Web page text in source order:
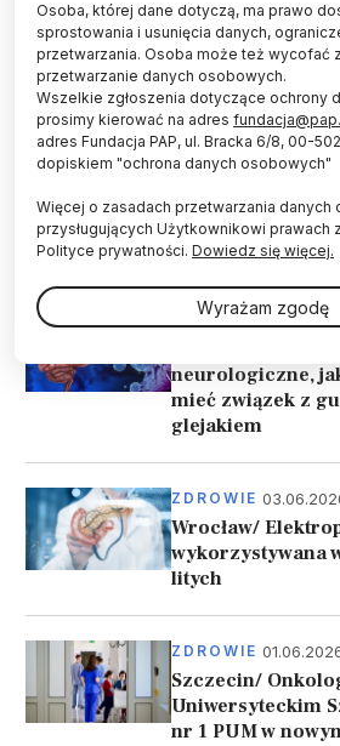
Piotr Rutkowski,
Towarzystwa Onkologicznego.
ZDROWIE 30.06.2026
Gliwice/ Ponad
onkologii o na
metodą leczenia
ZDROWIE 21.06.2026
neurologiczne,
mieć związek z
glejakiem
ZDROWIE
Wrocław/
wykorzystywana
litych
ZDROWIE
Szczecin/
Uniwersyteckim
nr 1 PUM w
Osoba, której dane dotyczą, ma prawo
sprostowania i usunięcia danych,
przetwarzania. Osoba może też wycofać
przetwarzanie danych osobowych.
Wszelkie zgłoszenia dotyczące ochrony
prosimy kierować na adres
adres Fundacja PAP, ul. Bracka 6/8, 00-
dopiskiem "ochrona danych osobowych"
Więcej o zasadach przetwarzania danych
przysługujących Użytkownikowi prawach
Polityce prywatności. Dowiedz się więcej.
Wyrażam zgodę